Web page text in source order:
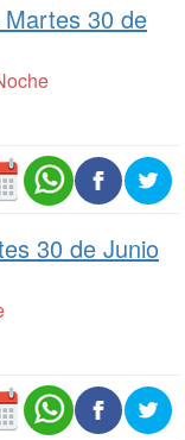
Martes 30 de
30 de Junio